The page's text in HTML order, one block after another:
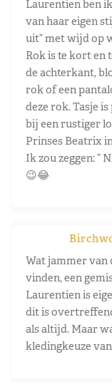
Laurentien ben
van haar eigen
uit” met wijd op
Rok is te kort en
de achterkant,
rok of een
deze rok. Tasje
bij een rustiger
Prinses Beatrix
Ik zou zeggen: ”
😉😂
Wat jammer van
vinden, een
Laurentien is
dit is
als altijd. Maar
kledingkeuze